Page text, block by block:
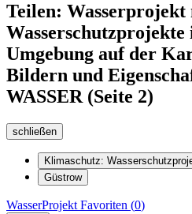
Teilen:
Wasserschutzprojekte
Umgebung auf der
Bildern und
WASSER (Seite 2)
schließen
Klimaschutz:
Güstrow
WasserProjekt Favoriten (0)